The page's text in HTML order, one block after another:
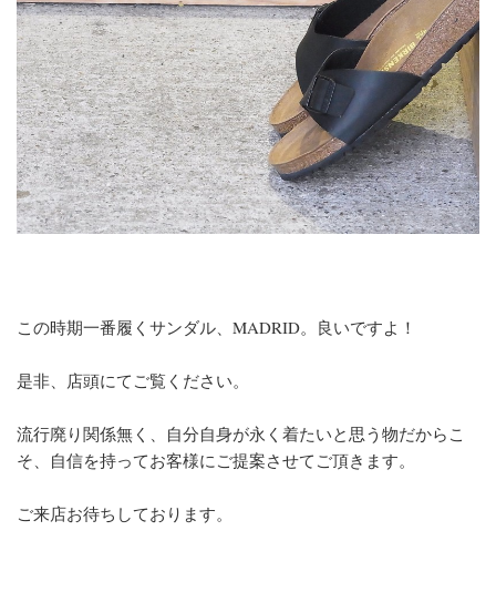
この時期一番履くサンダル、MADRID。良いですよ！
是非、店頭にてご覧ください。
流行廃り関係無く、自分自身が永く着たいと思う物だからこ
そ、自信を持ってお客様にご提案させてご頂きます。
ご来店お待ちしております。